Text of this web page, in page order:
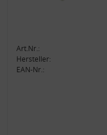
Art.Nr.:
Hersteller:
EAN-Nr.: